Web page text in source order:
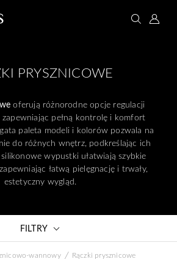
PRYSZNICOWE
oferują różnorodne opcje regulacji
pełną kontrolę i komfort
paleta modeli i kolorów pozwala na
do różnych wnętrz, podkreślając ich
wypustki ułatwiają szybkie
łatwą pielęgnację i trwały,
estetyczny wygląd.
FILTRY
wannowy / Rączki prysznicowe